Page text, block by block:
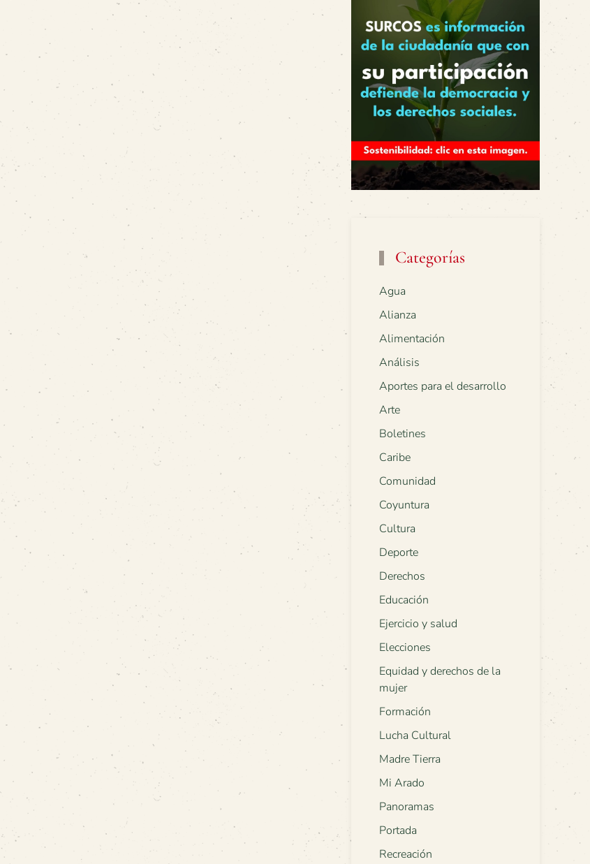
Categorías
Agua
Alianza
Alimentación
Análisis
Aportes para el desarrollo
Arte
Boletines
Caribe
Comunidad
Coyuntura
Cultura
Deporte
Derechos
Educación
Ejercicio y salud
Elecciones
Equidad y derechos de la
mujer
Formación
Lucha Cultural
Madre Tierra
Mi Arado
Panoramas
Portada
Recreación